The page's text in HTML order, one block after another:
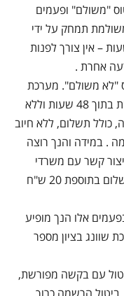
"משולם" ופעמים
תמחק על ידי
שוונג, ללא כל הודעה ובתוך 48 שעות – אין צורך לפנות
אחרת .
"לא משולם". מערכת
שוונג תמחק את הרשמותייך הלא משולמות בתוך 48 שעות וללא
כולל תשלום, ללא חיוב
. במידה והנך רוצה
קשר עם משרדי
שוונג בטלפון 1-700-700-305 להסדר תשלום בתוספת 20 ש"ח
אלו הנך מופיע
שוונג בציון מספר
עם בקשה מפורשת,